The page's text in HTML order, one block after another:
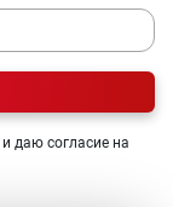
и даю согласие на